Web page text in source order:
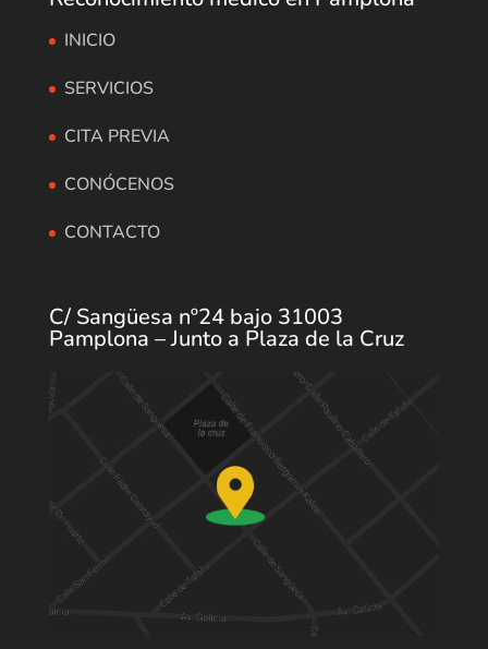
INICIO
SERVICIOS
CITA PREVIA
CONÓCENOS
CONTACTO
C/ Sangüesa nº24 bajo 31003
Pamplona – Junto a Plaza de la Cruz